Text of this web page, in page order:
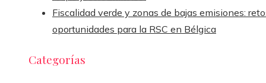
Fiscalidad verde y zonas de bajas emisiones:
oportunidades para la RSC en Bélgica
Categorías